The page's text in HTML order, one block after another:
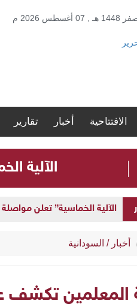
الافتتاحية أخبار تقارير
الآلية
الآلية الخماسية” تعلن مواصلة
إطلاق “المنصة الحكومية
أخبار / السودانية
المعلمين تكشف